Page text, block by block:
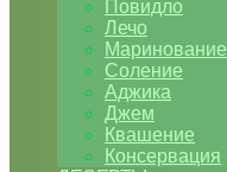
Повидло
Лечо
Маринование
Соление
Аджика
Джем
Квашение
Консервация